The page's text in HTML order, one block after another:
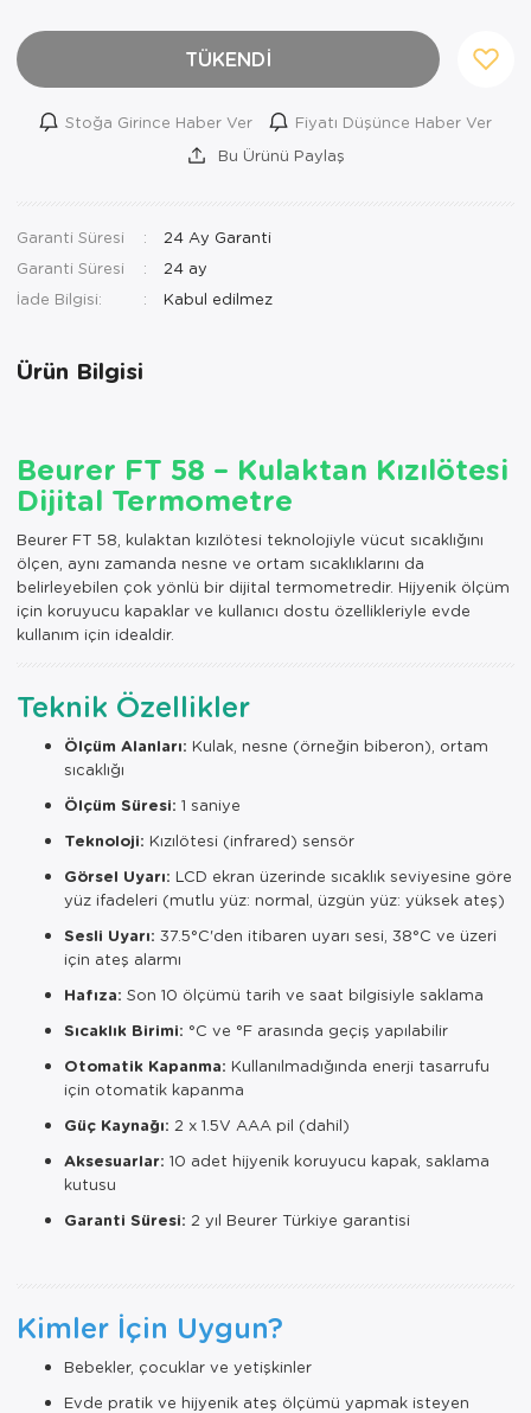
Ortopedi Ürünleri
Ortopedi Ürünleri
Ortopedi Ürünleri
Ortopedi Ürünleri
Sarf Malzemeleri
TÜKENDİ
Stoğa Girince Haber Ver
Fiyatı Düşünce Haber Ver
Bu Ürünü Paylaş
Garanti Süresi
24 Ay Garanti
Garanti Süresi
24 ay
İade Bilgisi:
Ürün Bilgisi
Beurer FT 58 – Kulaktan Kızılötesi
Dijital Termometre
Beurer FT 58, kulaktan kızılötesi teknolojiyle vücut sıcaklığını
ölçen, aynı zamanda nesne ve ortam sıcaklıklarını da
belirleyebilen çok yönlü bir dijital termometredir. Hijyenik ölçüm
için koruyucu kapaklar ve kullanıcı dostu özellikleriyle evde
kullanım için idealdir.
Teknik Özellikler
Ölçüm Alanları: Kulak, nesne (örneğin biberon), ortam
sıcaklığı
Ölçüm Süresi: 1 saniye
Teknoloji: Kızılötesi (infrared) sensör
Görsel Uyarı: LCD ekran üzerinde sıcaklık seviyesine göre
yüz ifadeleri (mutlu yüz: normal, üzgün yüz: yüksek ateş)
Sesli Uyarı: 37.5°C'den itibaren uyarı sesi, 38°C ve üzeri
için ateş alarmı
Hafıza: Son 10 ölçümü tarih ve saat bilgisiyle saklama
Sıcaklık Birimi: °C ve °F arasında geçiş yapılabilir
Otomatik Kapanma: Kullanılmadığında enerji tasarrufu
için otomatik kapanma
Güç Kaynağı: 2 x 1.5V AAA pil (dahil)
Aksesuarlar: 10 adet hijyenik koruyucu kapak, saklama
kutusu
Garanti Süresi: 2 yıl Beurer Türkiye garantisi
Kimler İçin Uygun?
Bebekler, çocuklar ve yetişkinler
Evde pratik ve hijyenik ateş ölçümü yapmak isteyen